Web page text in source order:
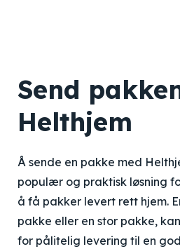
Send
Helthjem
Å sende en pakke med
populær og praktisk løsning
å få pakker levert rett hjem.
pakke eller en stor pakke,
for pålitelig levering til en